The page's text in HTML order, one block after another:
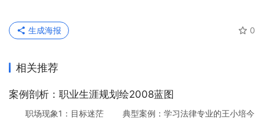
0
生成海报
相关推荐
案例剖析：职业生涯规划绘2008蓝图
职场现象1：目标迷茫 典型案例：学习法律专业的王小培今